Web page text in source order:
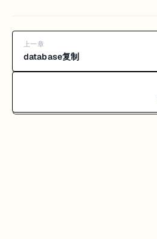
上一章
database复制